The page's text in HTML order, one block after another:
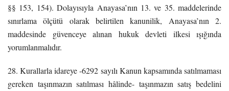
§§ 153, 154). Dolayısıyla Anayasa’nın 13. ve 35. maddelerinde
sınırlama ölçütü olarak belirtilen kanunilik, Anayasa’nın 2.
maddesinde güvenceye alınan hukuk devleti ilkesi ışığında
yorumlanmalıdır.
28. Kurallarla idareye -6292 sayılı Kanun kapsamında satılmaması
gereken taşınmazın satılması hâlinde- taşınmazın satış bedelini